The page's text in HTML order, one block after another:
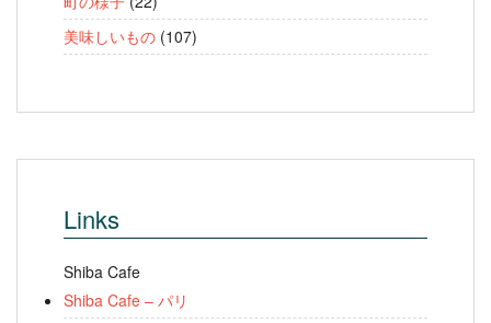
美味しいもの (107)
Links
Shiba Cafe
Shiba Cafe – パリ